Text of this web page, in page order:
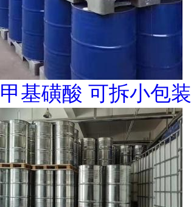
甲基磺酸 可拆小包装